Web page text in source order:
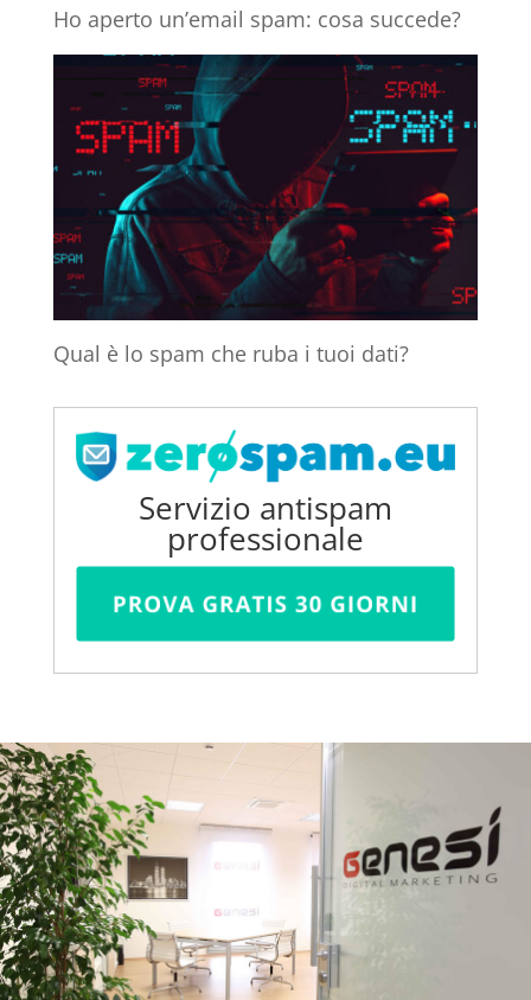
Ho aperto un’email spam: cosa succede?
Qual è lo spam che ruba i tuoi dati?
Servizio antispam
professionale